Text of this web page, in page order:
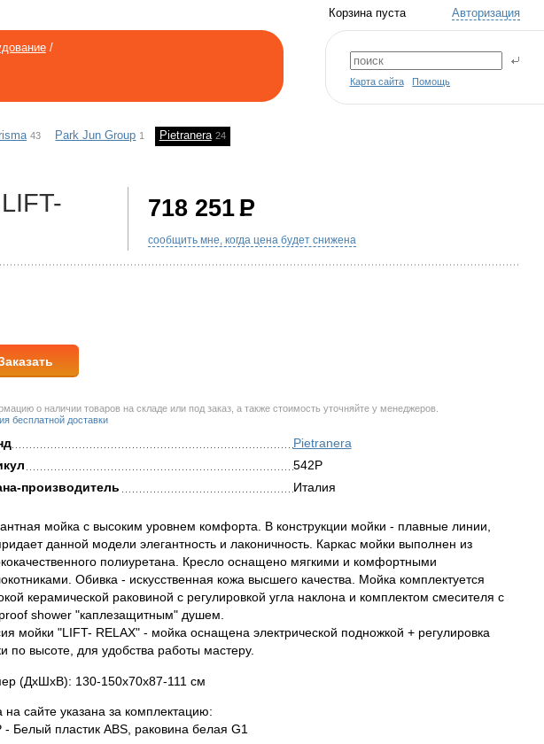
Авторизация
Корзина пуста
Карта сайта Помощь
/
43 Park Jun Group 1 Pietranera 24
718 251P
сообщить мне, когда цена будет снижена
о наличии товаров на складе или под заказ, а также стоимость уточняйте у менеджеров.
бесплатной доставки
Pietranera
542P
производитель
Италия
мойка с высоким уровнем комфорта. В конструкции мойки - плавные линии,
данной модели элегантность и лаконичность. Каркас мойки выполнен из
полиуретана. Кресло оснащено мягкими и комфортными
Обивка - искусственная кожа высшего качества. Мойка комплектуется
керамической раковиной с регулировкой угла наклона и комплектом смесителя с
shower "каплезащитным" душем.
мойки "LIFT- RELAX" - мойка оснащена электрической подножкой + регулировка
по высоте, для удобства работы мастеру.
(ДхШхВ): 130-150x70x87-111 см
на сайте указана за комплектацию:
- Белый пластик ABS, раковина белая G1